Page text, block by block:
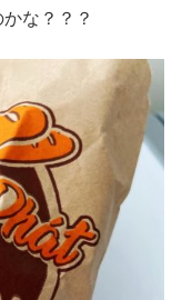
な？？？